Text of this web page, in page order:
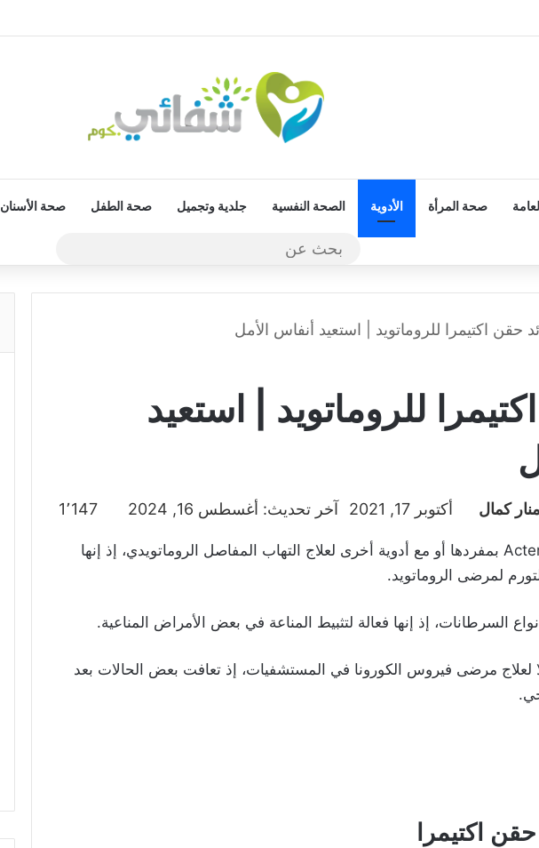
صحة المرأة الأدوية الصحة النفسية جلدية وتجميل صحة الطفل صحة الأسنان
حقن اكتيمرا للروماتويد | استعيد أنفاس الأمل
للروماتويد | استعيد
كمال أكتوبر 17, 2021 آخر تحديث: أغسطس 16, 2024 1٬147
تستخدم حقن اكتيمرا Actemra بمفردها أو مع أدوية أخرى لعلاج التهاب المفاصل الروماتويدي، إذ إنها
لمرضى الروماتويد.
السرطانات، إذ إنها فعالة لتثبيط المناعة في بعض الأمراض المناعية.
لعلاج مرضى فيروس الكورونا في المستشفيات، إذ تعافت بعض الحالات بعد
اكتيمرا